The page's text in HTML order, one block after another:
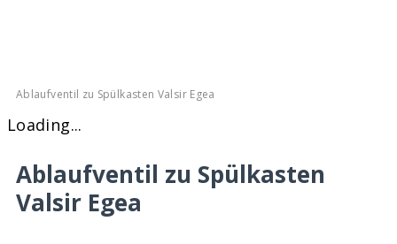
Ablaufventil zu Spülkasten Valsir Egea
Loading...
Ablaufventil zu Spülkasten
Valsir Egea